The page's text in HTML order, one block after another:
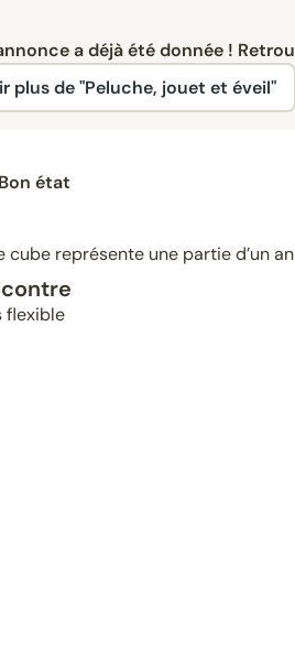
a déjà été donnée !
plus de "Peluche, jouet et éveil"
état
cube représente une partie d’un
flexible